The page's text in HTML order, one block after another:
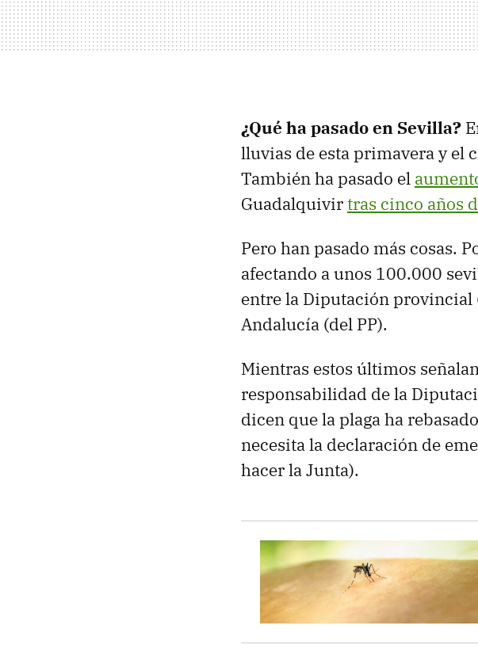
¿Qué ha pasado en Sevilla?
lluvias de esta primavera y el
También ha pasado el
Guadalquivirtras cinco años
Pero han pasado más cosas.
afectando a unos 100.000
entre la Diputación provincial
Andalucía (del PP).
Mientras estos últimos
responsabilidad de la
dicen que la plaga ha
necesita la declaración de
hacer la Junta).